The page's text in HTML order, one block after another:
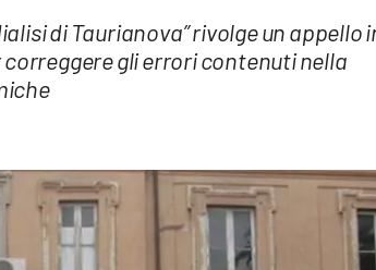
di Taurianova” rivolge un appello
correggere gli errori contenuti nella